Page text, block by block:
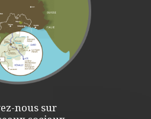
nous sur